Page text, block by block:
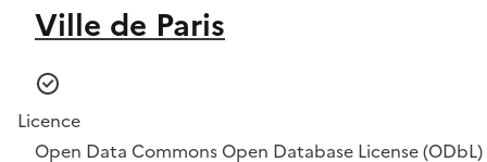
Ville de Paris
Licence
Open Data Commons Open Database License (ODbL)